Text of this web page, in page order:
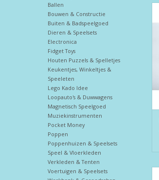
Ballen
Bouwen & Constructie
Buiten & Badspeelgoed
Dieren & Speelsets
Electronica
Fidget Toys
Houten Puzzels & Spelletjes
Keukentjes, Winkeltjes &
Speeleten
Lego Kado Idee
Loopauto's & Duwwagens
Magnetisch Speelgoed
Muziekinstrumenten
Pocket Money
Poppen
Poppenhuizen & Speelsets
Speel & Vloerkleden
Verkleden & Tenten
Voertuigen & Speelsets